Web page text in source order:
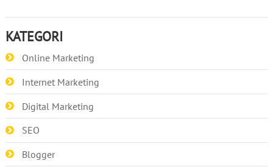
KATEGORI
Online Marketing
Internet Marketing
Digital Marketing
SEO
Blogger